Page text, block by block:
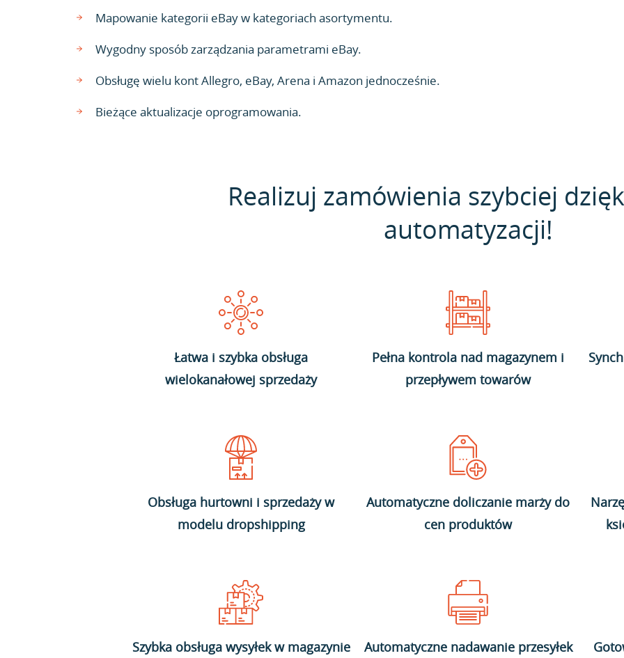
Mapowanie kategorii eBay w kategoriach asortymentu.
Wygodny sposób zarządzania parametrami eBay.
Obsługę wielu kont Allegro, eBay, Arena i Amazon jednocześnie.
Bieżące aktualizacje oprogramowania.
Realizuj zamówienia szybciej
automatyzacji!
Łatwa i szybka obsługa
wielokanałowej sprzedaży
Pełna kontrola nad magazynem i
przepływem towarów
Obsługa hurtowni i sprzedaży w
modelu dropshipping
Automatyczne doliczanie marży do
cen produktów
Szybka obsługa wysyłek w magazynie
Automatyczne nadawanie przesyłek